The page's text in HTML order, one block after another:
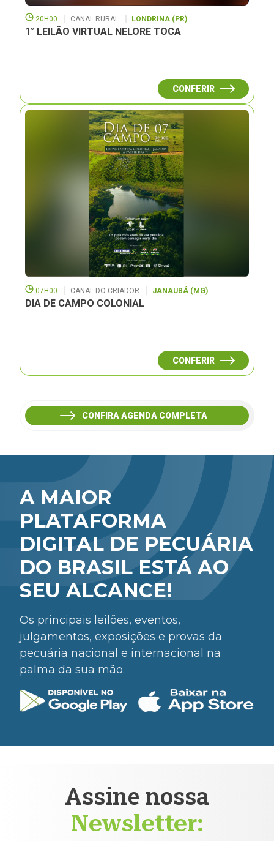
20H00 CANAL RURAL LONDRINA (PR)
1° LEILÃO VIRTUAL NELORE TOCA
CONFERIR
07H00 CANAL DO CRIADOR JANAUBÁ (MG)
DIA DE CAMPO COLONIAL
CONFERIR
CONFIRA AGENDA COMPLETA
A MAIOR
PLATAFORMA
DIGITAL DE PECUÁRIA
DO BRASIL ESTÁ AO
SEU ALCANCE!
Os principais leilões, eventos,
julgamentos, exposições e provas da
pecuária nacional e internacional na
palma da sua mão.
Assine nossa
Newsletter: